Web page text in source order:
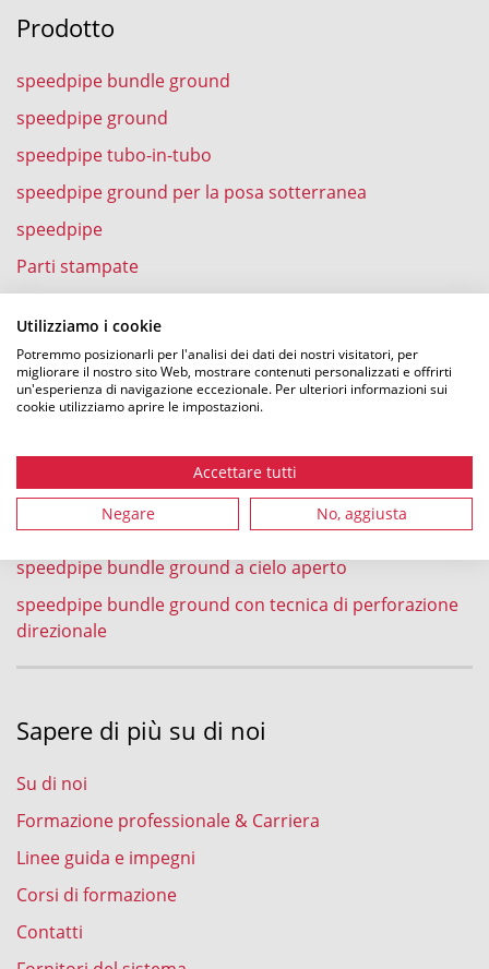
Utilizziamo i cookie
Potremmo posizionarli per l'analisi dei dati dei nostri visitatori, per
migliorare il nostro sito Web, mostrare contenuti personalizzati e offrirti
un'esperienza di navigazione eccezionale. Per ulteriori informazioni sui
cookie utilizziamo aprire le impostazioni.
Accettare tutti
Negare No, aggiusta
Prodotto
speedpipe bundle ground
speedpipe ground
speedpipe tubo-in-tubo
speedpipe ground per la posa sotterranea
speedpipe
Parti stampate
Esperienze
Soffiatura della fibra ottica in speedpipe
speedpipe bundle ground nel processo di aratura
speedpipe bundle ground nel processo di fresatura
speedpipe bundle ground a cielo aperto
speedpipe bundle ground con tecnica di perforazione
direzionale
Sapere di più su di noi
Su di noi
Formazione professionale & Carriera
Linee guida e impegni
Corsi di formazione
Contatti